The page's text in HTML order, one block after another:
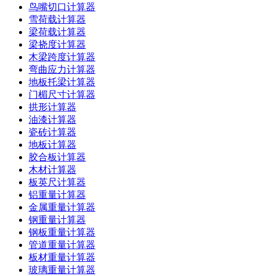
鸟嘴切口计算器
雪荷载计算器
梁荷载计算器
梁挠度计算器
木梁跨度计算器
弯曲应力计算器
地板托梁计算器
门楣尺寸计算器
拱形计算器
油漆计算器
瓷砖计算器
地板计算器
胶合板计算器
木材计算器
板英尺计算器
铝重量计算器
金属重量计算器
钢重量计算器
钢板重量计算器
管道重量计算器
板材重量计算器
玻璃重量计算器